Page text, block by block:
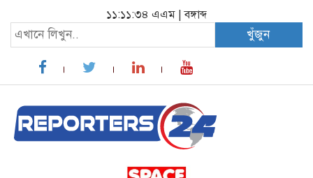
১১:১১:৩৪ এএম|বঙ্গাব্দ
খুঁজুন